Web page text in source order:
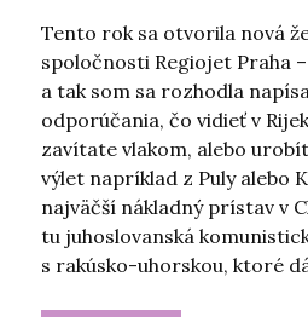
Tento rok sa otvorila nová
spoločnosti Regiojet Praha
a tak som sa rozhodla
odporúčania, čo vidieť v
zavítate vlakom, alebo
výlet napríklad z Puly alebo
najväčší nákladný prístav v
tu juhoslovanská
s rakúsko-uhorskou, ktoré